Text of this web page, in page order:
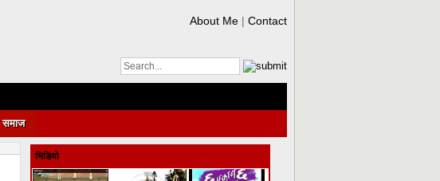
About Me | Contact
समाज
भिडियो